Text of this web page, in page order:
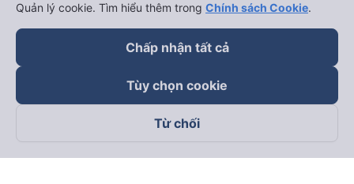
Theo dõi chúng tôi trên
Quản lý cookie. Tìm hiểu thêm trong Chính sách Cookie.
Chấp nhận tất cả
Tùy chọn cookie
Từ chối